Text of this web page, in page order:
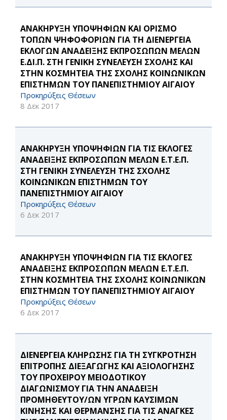
ΑΝΑΚΗΡΥΞΗ ΥΠΟΨΗΦΙΩΝ ΚΑΙ ΟΡΙΣΜΟ
ΤΟΠΩΝ ΨΗΦΟΦΟΡΙΩΝ ΓΙΑ ΤΗ ΔΙΕΝΕΡΓΕΙΑ
ΕΚΛΟΓΩΝ ΑΝΑΔΕΙΞΗΣ ΕΚΠΡΟΣΩΠΩΝ ΜΕΛΩΝ
Ε.ΔΙ.Π. ΣΤΗ ΓΕΝΙΚΗ ΣΥΝΕΛΕΥΣΗ ΣΧΟΛΗΣ ΚΑΙ
ΣΤΗΝ ΚΟΣΜΗΤΕΙΑ ΤΗΣ ΣΧΟΛΗΣ ΚΟΙΝΩΝΙΚΩΝ
ΕΠΙΣΤΗΜΩΝ ΤΟΥ ΠΑΝΕΠΙΣΤΗΜΙΟΥ ΑΙΓΑΙΟΥ
Προκηρύξεις Θέσεων
8 Δεκ 2017
ΑΝΑΚΗΡΥΞΗ ΥΠΟΨΗΦΙΩΝ ΓΙΑ ΤΙΣ ΕΚΛΟΓΕΣ
ΑΝΑΔΕΙΞΗΣ ΕΚΠΡΟΣΩΠΩΝ ΜΕΛΩΝ Ε.Τ.Ε.Π.
ΣΤΗ ΓΕΝΙΚΗ ΣΥΝΕΛΕΥΣΗ ΤΗΣ ΣΧΟΛΗΣ
ΚΟΙΝΩΝΙΚΩΝ ΕΠΙΣΤΗΜΩΝ ΤΟΥ
ΠΑΝΕΠΙΣΤΗΜΙΟΥ ΑΙΓΑΙΟΥ
Προκηρύξεις Θέσεων
6 Δεκ 2017
ΑΝΑΚΗΡΥΞΗ ΥΠΟΨΗΦΙΩΝ ΓΙΑ ΤΙΣ ΕΚΛΟΓΕΣ
ΑΝΑΔΕΙΞΗΣ ΕΚΠΡΟΣΩΠΩΝ ΜΕΛΩΝ Ε.Τ.Ε.Π.
ΣΤΗΝ ΚΟΣΜΗΤΕΙΑ ΤΗΣ ΣΧΟΛΗΣ ΚΟΙΝΩΝΙΚΩΝ
ΕΠΙΣΤΗΜΩΝ ΤΟΥ ΠΑΝΕΠΙΣΤΗΜΙΟΥ ΑΙΓΑΙΟΥ
Προκηρύξεις Θέσεων
6 Δεκ 2017
ΔΙΕΝΕΡΓΕΙΑ ΚΛΗΡΩΣΗΣ ΓΙΑ ΤΗ ΣΥΓΚΡΟΤΗΣΗ
ΕΠΙΤΡΟΠΗΣ ΔΙΕΞΑΓΩΓΗΣ ΚΑΙ ΑΞΙΟΛΟΓΗΣΗΣ
ΤΟΥ ΠΡΟΧΕΙΡΟΥ ΜΕΙΟΔΟΤΙΚΟΥ
ΔΙΑΓΩΝΙΣΜΟΥ ΓΙΑ ΤΗΝ ΑΝΑΔΕΙΞΗ
ΠΡΟΜΗΘΕΥΤΟΥ/ΩΝ ΥΓΡΩΝ ΚΑΥΣΙΜΩΝ
ΚΙΝΗΣΗΣ ΚΑΙ ΘΕΡΜΑΝΣΗΣ ΓΙΑ ΤΙΣ ΑΝΑΓΚΕΣ